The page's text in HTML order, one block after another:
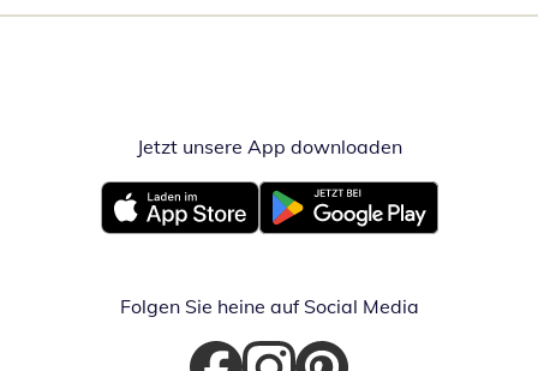
Jetzt unsere App downloadenÖffnet in
Öffnet in neuem FensterÖffnet in neuem Fenster
Folgen Sie heine auf Social Media